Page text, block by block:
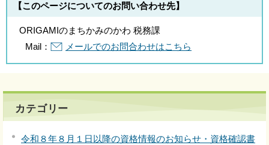
【このページについてのお問い合わせ先】
ORIGAMIのまちかみのかわ 税務課
Mail：
メールでのお問合わせはこちら
カテゴリー
令和８年８月１日以降の資格情報のお知らせ・資格確認書